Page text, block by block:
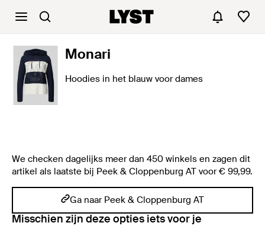
Monari
Hoodies in het blauw voor dames
We checken dagelijks meer dan 450 winkels en zagen dit
artikel als laatste bij Peek & Cloppenburg AT voor € 99,99.
Ga naar Peek & Cloppenburg AT
Misschien zijn deze opties iets voor je